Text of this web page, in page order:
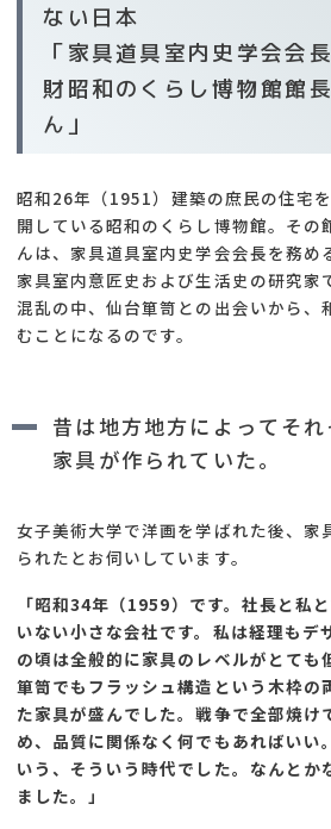
ない日本
「家具道具室内史学会会
財昭和のくらし博物館館
ん」
昭和26年（1951）建築の庶民の住宅
開している昭和のくらし博物館。その
んは、家具道具室内史学会会長を務め
家具室内意匠史および生活史の研究家
混乱の中、仙台箪笥との出会いから、
むことになるのです。
昔は地方地方によってそ
家具が作られていた。
女子美術大学で洋画を学ばれた後、家
られたとお伺いしています。
「昭和34年（1959）です。社長と私
いない小さな会社です。私は経理もデ
の頃は全般的に家具のレベルがとても
箪笥でもフラッシュ構造という木枠の
た家具が盛んでした。戦争で全部焼け
め、品質に関係なく何でもあればいい
いう、そういう時代でした。なんとか
ました。」